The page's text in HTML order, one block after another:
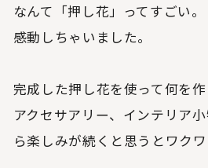
なんて「押し花」ってすごい。
感動しちゃいました。
完成した押し花を使って何を作
アクセサアリー、インテリア
ら楽しみが続くと思うとワクワ